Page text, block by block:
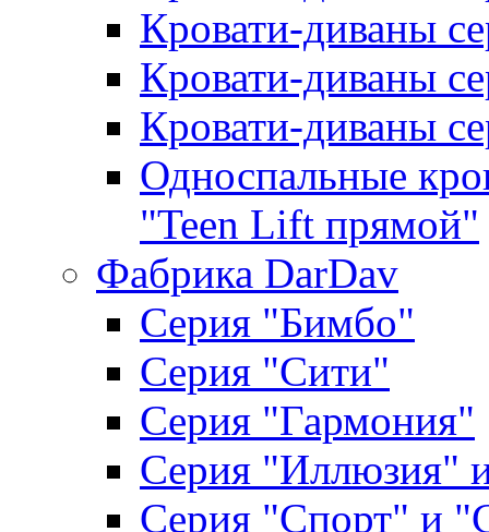
Кровати-диваны
Кровати-диваны
Кровати-диваны
Односпальные
"Teen Lift прямой"
Фабрика DarDav
Серия "Бимбо"
Серия "Сити"
Серия "Гармония"
Серия "Иллюзия"
Серия "Спорт" и